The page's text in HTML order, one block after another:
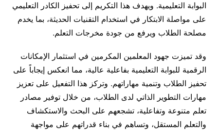
البوابة التعليمية. ويهدف هذا التكريم إلى تحفيز الكادر التعليمي
على مواصلة الابتكار في استخدام التقنيات الحديثة، بما يخدم
مصلحة الطلاب ويرفع من جودة مخرجات التعلم.
وقد تميزت جهود المعلمين المكرمين في استثمار الإمكانات
الرقمية للبوابة التعليمية بفاعلية عالية، مما انعكس إيجاباً على
تحفيز الطلاب وتنمية مهاراتهم. وتركز هذا التفعيل على تعزيز
مهارات التطوير الذاتي لدى الطلاب، من خلال توفير مصادر
تعلم متنوعة وتفاعلية، تشجعهم على البحث والاستكشاف
والتعلم المستقل، وتساهم في بناء قدراتهم على مواجهة